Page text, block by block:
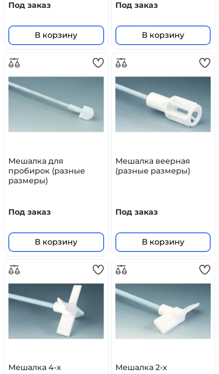
Под заказ
В корзину
Под заказ
В корзину
Мешалка для
пробирок (разные
размеры)
Под заказ
В корзину
Мешалка веерная
(разные размеры)
Под заказ
В корзину
Мешалка 4-х
Мешалка 2-х